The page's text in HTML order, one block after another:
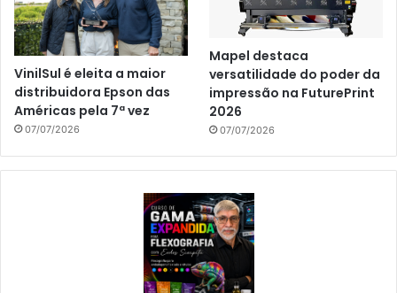
VinilSul é eleita a maior
distribuidora Epson das
Américas pela 7ª vez
07/07/2026
Mapel destaca
versatilidade do poder da
impressão na FuturePrint
2026
07/07/2026